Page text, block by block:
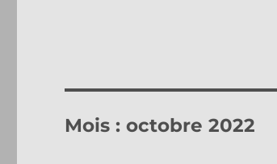
Mois :octobre 2022